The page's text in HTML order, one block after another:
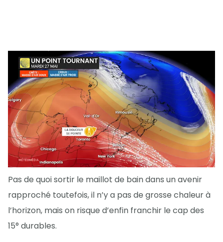
Pas de quoi sortir le maillot de bain dans un avenir
rapproché toutefois, il n’y a pas de grosse chaleur à
l’horizon, mais on risque d’enfin franchir le cap des
15° durables.